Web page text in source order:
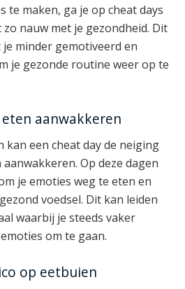
te maken, ga je op cheat days
nauw met je gezondheid. Dit
minder gemotiveerd en
je gezonde routine weer op te
aanwakkeren
kan een cheat day de neiging
Op deze dagen
je emoties weg te eten en
voedsel. Dit kan leiden
waarbij je steeds vaker
om te gaan.
op eetbuien